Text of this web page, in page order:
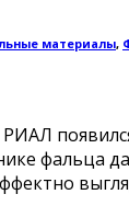
материалы,
РИАЛ
фальца